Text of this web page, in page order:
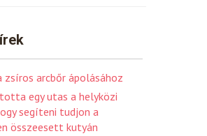
zsíros arcbőr ápolásához
egy utas a helyközi
segíteni tudjon a
összeesett kutyán